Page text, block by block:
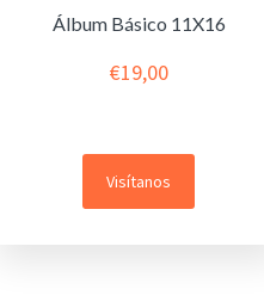
Álbum Básico 11X16
€19,00
Visítanos